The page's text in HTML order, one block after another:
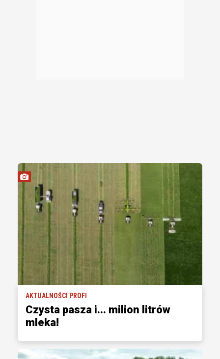
AKTUALNOŚCI PROFI
Czysta pasza i... milion litrów
mleka!